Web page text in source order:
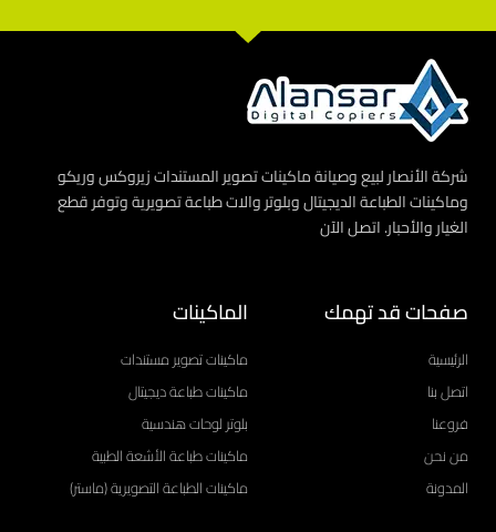
شركة الأنصار لبيع وصيانة ماكينات تصوير المستندات زيروكس وريكو
وماكينات الطباعة الديجيتال وبلوتر والات طباعة تصويرية وتوفر قطع
الغيار والأحبار. اتصل الآن
صفحات قد تهمك
الرئيسية
اتصل بنا
فروعنا
من نحن
المدونة
الماكينات
ماكينات تصوير مستندات
ماكينات طباعة ديجيتال
بلوتر لوحات هندسية
ماكينات طباعة الأشعة الطبية
ماكينات الطباعة التصويرية (ماستر)